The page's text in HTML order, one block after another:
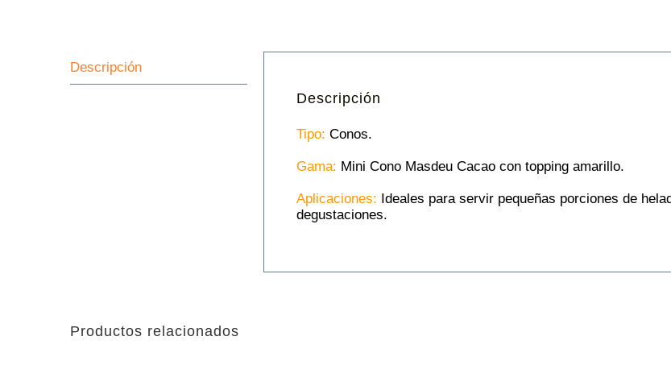
Descripción
Descripción
Tipo: Conos.
Gama: Mini Cono Masdeu Cacao con topping amarillo.
Aplicaciones: Ideales para servir pequeñas porciones de
degustaciones.
Productos relacionados